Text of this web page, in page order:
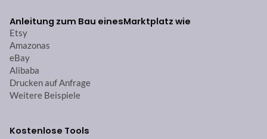
Anleitung zum Bau einesMarktplatz wie
Etsy
Amazonas
eBay
Alibaba
Drucken auf Anfrage
Weitere Beispiele
Kostenlose Tools